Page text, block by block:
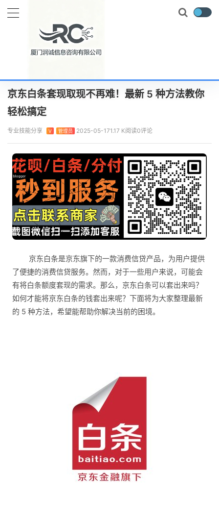
当前位置： 首页 专业技能
京东白条套现取现不再难！最新 5 种方法教你
轻松搞定
专业技能分享 V 管理员 2025-05-171.17 K阅读0评论
京东白条是京东旗下的一款消费信贷产品，为用户提供
了便捷的消费信贷服务。然而，对于一些用户来说，可能会
有将白条额度套现的需求。那么，京东白条可以套出来吗？
如何才能将京东白条的钱套出来呢？下面将为大家整理最新
的 5 种方法，希望能帮助你解决当前的困境。